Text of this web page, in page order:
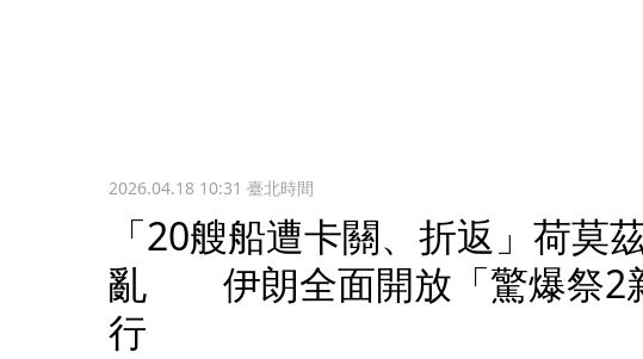
2026.04.18 10:31 臺北時間
「20艘船遭卡關、折返」荷莫
亂 伊朗全面開放「驚爆祭2
行